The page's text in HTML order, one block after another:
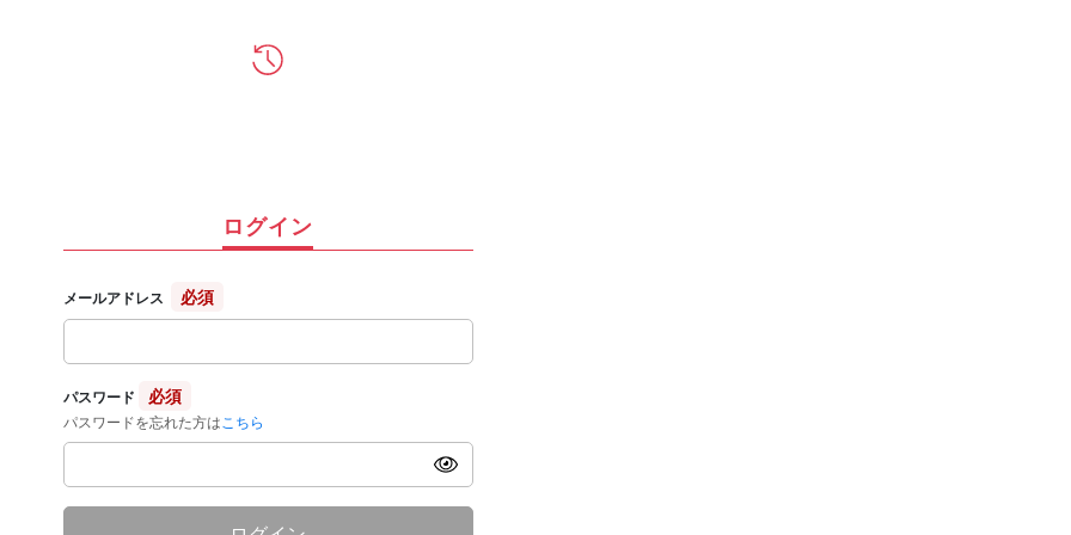
ログイン
メールアドレス 必須
パスワード 必須
パスワードを忘れた方は こちら